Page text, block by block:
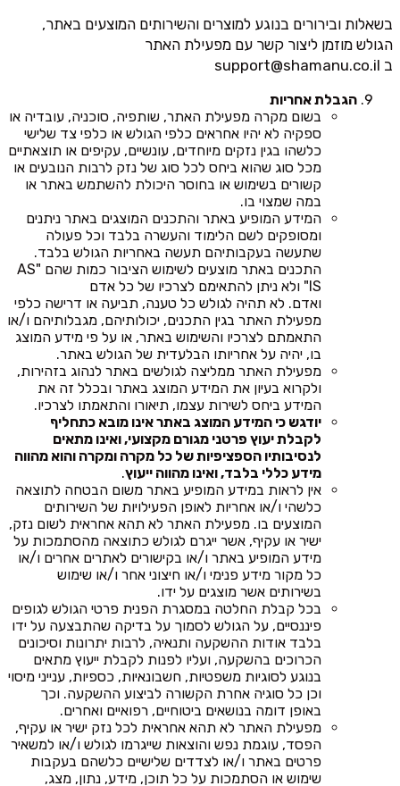
בשאלות ובירורים בנוגע למוצרים והשירותים המוצעים באתר,
הגולש מוזמן ליצור קשר עם מפעילת האתר
ב support@shamanu.co.il
הגבלת אחריות
בשום מקרה מפעילת האתר, שותפיה, סוכניה, עובדיה או
ספקיה לא יהיו אחראים כלפי הגולש או כלפי צד שלישי
כלשהו בגין נזקים מיוחדים, עונשיים, עקיפים או תוצאתיים
מכל סוג שהוא ביחס לכל סוג של נזק לרבות הנובעים או
קשורים בשימוש או בחוסר היכולת להשתמש באתר או
במה שמצוי בו.
המידע המופיע באתר והתכנים המוצגים באתר ניתנים
ומסופקים לשם הלימוד והעשרה בלבד וכל פעולה
שתעשה בעקבותיהם תעשה באחריות הגולש בלבד.
התכנים באתר מוצעים לשימוש הציבור כמות שהם "AS
IS" ולא ניתן להתאימם לצרכיו של כל אדם
ואדם. לא תהיה לגולש כל טענה, תביעה או דרישה כלפי
מפעילת האתר בגין התכנים, יכולותיהם, מגבלותיהם ו/או
התאמתם לצרכיו והשימוש באתר, או על פי מידע המוצג
בו, יהיה על אחריותו הבלעדית של הגולש באתר.
מפעילת האתר ממליצה לגולשים באתר לנהוג בזהירות,
ולקרוא בעיון את המידע המוצג באתר ובכלל זה את
המידע ביחס לשירות עצמו, תיאורו והתאמתו לצרכיו.
יודגש כי המידע המוצג באתר אינו מובא כתחליף
לקבלת יעוץ פרטני מגורם מקצועי, ואינו מתאים
לנסיבותיו הספציפיות של כל מקרה ומקרה והוא מהווה
מידע כללי בלבד, ואינו מהווה ייעוץ.
אין לראות במידע המופיע באתר משום הבטחה לתוצאה
כלשהי ו/או אחריות לאופן הפעילויות של השירותים
המוצעים בו. מפעילת האתר לא תהא אחראית לשום נזק,
ישיר או עקיף, אשר ייגרם לגולש כתוצאה מהסתמכות על
מידע המופיע באתר ו/או בקישורים לאתרים אחרים ו/או
כל מקור מידע פנימי ו/או חיצוני אחר ו/או שימוש
בשירותים אשר מוצגים על ידו.
בכל קבלת החלטה במסגרת הפנית פרטי הגולש לגופים
פיננסיים, על הגולש לסמוך על בדיקה שהתבצעה על ידו
בלבד אודות ההשקעה ותנאיה, לרבות יתרונות וסיכונים
הכרוכים בהשקעה, ועליו לפנות לקבלת ייעוץ מתאים
בנוגע לסוגיות משפטיות, חשבונאיות, כספיות, ענייני מיסוי
וכן כל סוגיה אחרת הקשורה לביצוע ההשקעה. וכך
באופן דומה בנושאים ביטוחיים, רפואיים ואחרים.
מפעילת האתר לא תהא אחראית לכל נזק ישיר או עקיף,
הפסד, עוגמת נפש והוצאות שייגרמו לגולש ו/או למשאיר
פרטים באתר ו/או לצדדים שלישיים כלשהם בעקבות
שימוש או הסתמכות על כל תוכן, מידע, נתון, מצג,